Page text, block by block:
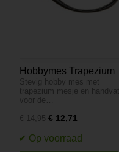
Hobbymes Trapezium
Mes met Beschermings
Handgreep
Stevig hobby mes met
trapezium mesje en handvat
voor de…
€ 14,95 € 12,71